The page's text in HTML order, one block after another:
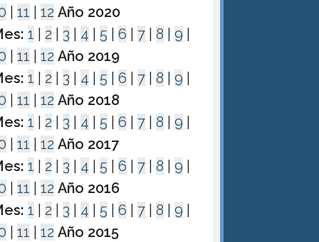
|11 |12 Año 2020
1 2 3 4 5 |6 7 |8 |9
|11 |12 Año 2019
1 2 3 4 5 |6 7 |8 |9
|11 |12 Año 2018
1 2 3 4 5 |6 7 |8 |9
|11 |12 Año 2017
1 2 3 4 5 |6 7 |8 |9
|11 |12 Año 2016
1 2 3 4 5 |6 7 |8 |9
|11 |12 Año 2015